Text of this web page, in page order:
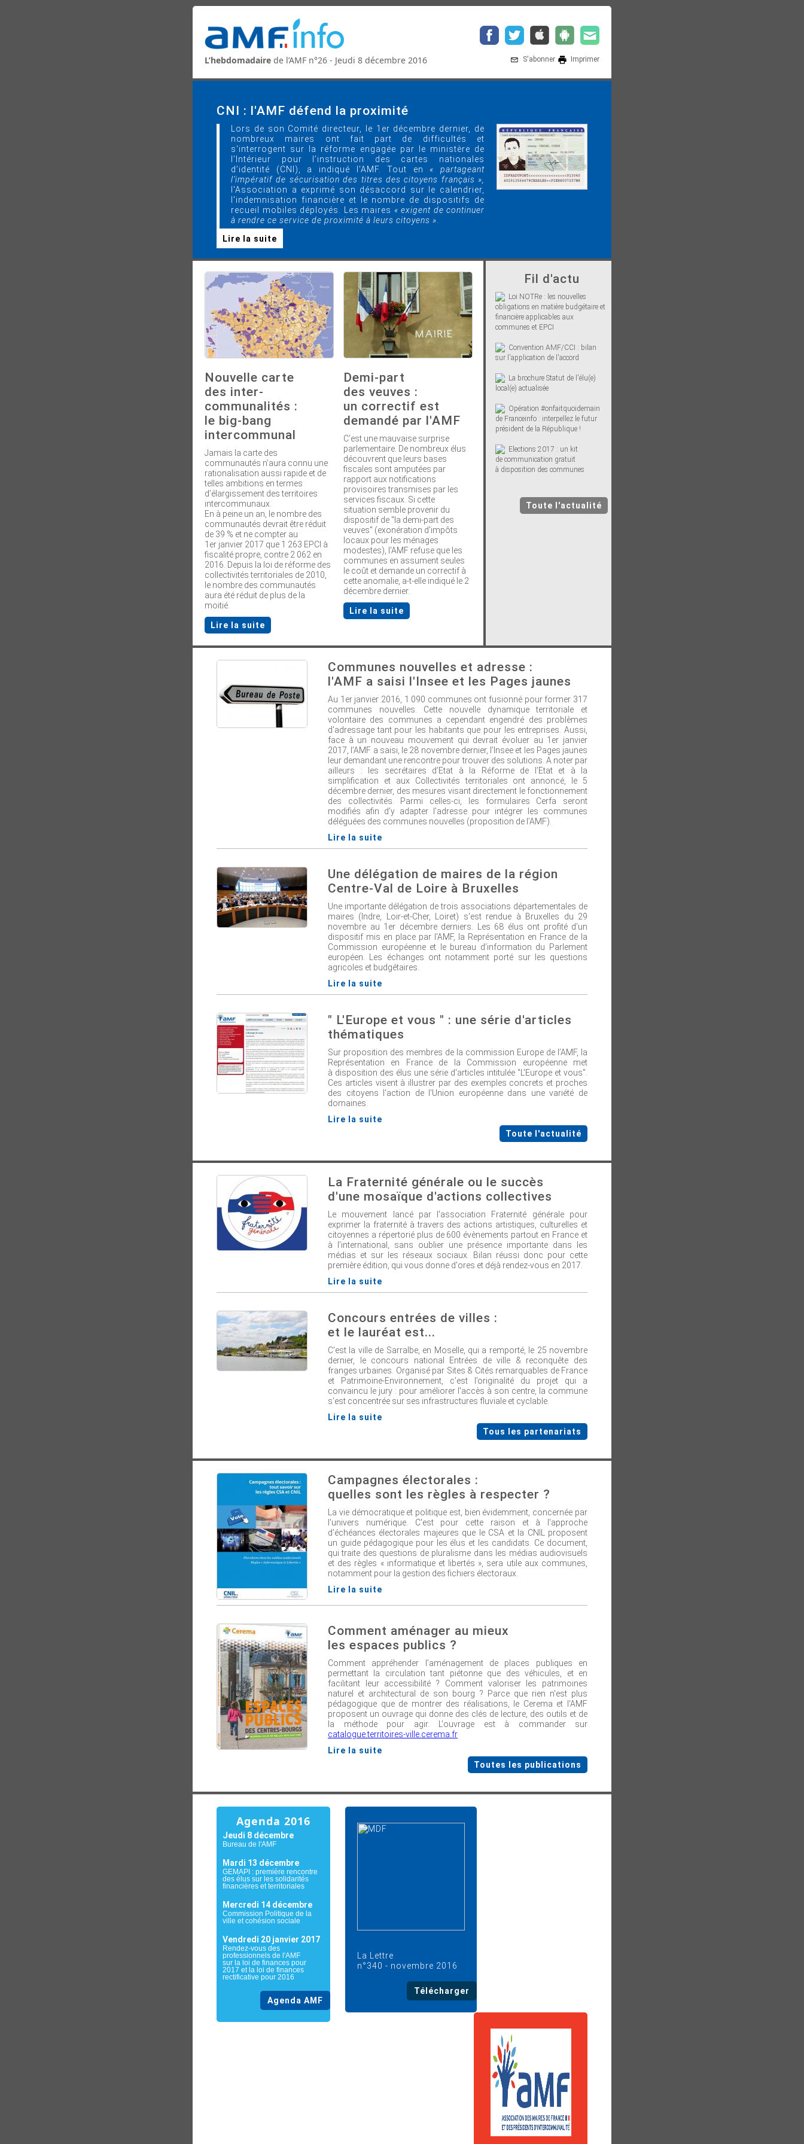
L’hebdomadaire de l’AMF n°26 - Jeudi 8 décembre 2016 S'abonner Imprimer
CNI : l'AMF défend la proximité
Lors de son Comité directeur, le 1er décembre dernier, de
nombreux maires ont fait part de difficultés et
s'interrogent sur la réforme engagée par le ministère de
l’Intérieur pour l’instruction des cartes nationales
d’identité (CNI), a indiqué l'AMF. Tout en« partageant
l’impératif de sécurisation des titres des citoyens français »,
l'Association a exprimé son désaccord sur le calendrier,
l'indemnisation financière et le nombre de dispositifs de
recueil mobiles déployés. Les maires « exigent de continuer
à rendre ce service de proximité à leurs citoyens »
Lire la suite
Nouvelle carte
des inter-
communalités :
le big-bang
intercommunal
Jamais la carte des
communautés n’aura connu une
rationalisation aussi rapide et de
telles ambitions en termes
d’élargissement des territoires
intercommunaux.
En à peine un an, le nombre des
communautés devrait être réduit
de 39 % et ne compter au
1er janvier 2017 que 1 263 EPCI à
fiscalité propre, contre 2 062 en
2016. Depuis la loi de réforme des
collectivités territoriales de 2010,
le nombre des communautés
aura été réduit de plus de la
moitié.
Lire la suite
Demi-part
des veuves :
un correctif est
demandé par l'AMF
C'est une mauvaise surprise
parlementaire. De nombreux élus
découvrent que leurs bases
fiscales sont amputées par
rapport aux notifications
provisoires transmises par les
services fiscaux. Si cette
situation semble provenir du
dispositif de "la demi-part des
veuves" (exonération d'impôts
locaux pour les ménages
modestes), l'AMF refuse que les
communes en assument seules
le coût et demande un correctif à
cette anomalie, a-t-elle indiqué le 2
décembre dernier.
Lire la suite
Fil d'actu
Loi NOTRe : les nouvelles
obligations en matière budgétaire et
financière applicables aux
communes et EPCI
Convention AMF/CCI : bilan
sur l'application de l'accord
La brochure Statut de l'élu(e)
local(e) actualisée
Opération #onfaitquoidemain
de Franceinfo : interpellez le futur
président de la République !
Elections 2017 : un kit
de communication gratuit
à disposition des communes
Toute l'actualité
Communes nouvelles et adresse :
l'AMF a saisi l'Insee et les Pages jaunes
Au 1er janvier 2016, 1 090 communes ont fusionné pour former 317
communes nouvelles. Cette nouvelle dynamique territoriale et
volontaire des communes a cependant engendré des problèmes
d'adressage tant pour les habitants que pour les entreprises. Aussi,
face à un nouveau mouvement qui devrait évoluer au 1er janvier
2017, l’AMF a saisi, le 28 novembre dernier, l’Insee et les Pages jaunes
leur demandant une rencontre pour trouver des solutions. A noter par
ailleurs : les secrétaires d’Etat à la Réforme de l’Etat et à la
simplification et aux Collectivités territoriales ont annoncé, le 5
décembre dernier, des mesures visant directement le fonctionnement
des collectivités. Parmi celles-ci, les formulaires Cerfa seront
modifiés afin d’y adapter l’adresse pour intégrer les communes
déléguées des communes nouvelles (proposition de l’AMF).
Lire la suite
Une délégation de maires de la région
Centre-Val de Loire à Bruxelles
Une importante délégation de trois associations départementales de
maires (Indre, Loir-et-Cher, Loiret) s'est rendue à Bruxelles du 29
novembre au 1er décembre derniers. Les 68 élus ont profité d’un
dispositif mis en place par l'AMF, la Représentation en France de la
Commission européenne et le bureau d’information du Parlement
européen. Les échanges ont notamment porté sur les questions
agricoles et budgétaires.
Lire la suite
" L'Europe et vous " : une série d'articles
thématiques
Sur proposition des membres de la commission Europe de l’AMF, la
Représentation en France de la Commission européenne met
à disposition des élus une série d'articles intitulée "L'Europe et vous".
Ces articles visent à illustrer par des exemples concrets et proches
des citoyens l'action de l'Union européenne dans une variété de
domaines.
Lire la suite
Toute l'actualité
La Fraternité générale ou le succès
d'une mosaïque d'actions collectives
Le mouvement lancé par l'association Fraternité générale pour
exprimer la fraternité à travers des actions artistiques, culturelles et
citoyennes a répertorié plus de 600 évènements partout en France et
à l’international, sans oublier une présence importante dans les
médias et sur les réseaux sociaux. Bilan réussi donc pour cette
première édition, qui vous donne d'ores et déjà rendez-vous en 2017.
Lire la suite
Concours entrées de villes :
et le lauréat est...
C'est la ville de Sarralbe, en Moselle, qui a remporté, le 25 novembre
dernier, le concours national Entrées de ville & reconquête des
franges urbaines. Organisé par Sites & Cités remarquables de France
et Patrimoine-Environnement, c'est l’originalité du projet qui a
convaincu le jury : pour améliorer l'accès à son centre, la commune
s’est concentrée sur ses infrastructures fluviale et cyclable.
Lire la suite
Tous les partenariats
Campagnes électorales :
quelles sont les règles à respecter ?
La vie démocratique et politique est, bien évidemment, concernée par
l'univers numérique. C'est pour cette raison et à l'approche
d'échéances électorales majeures que le CSA et la CNIL proposent
un guide pédagogique pour les élus et les candidats. Ce document,
qui traite des questions de pluralisme dans les médias audiovisuels
et des règles « informatique et libertés », sera utile aux communes,
notamment pour la gestion des fichiers électoraux.
Lire la suite
Comment aménager au mieux
les espaces publics ?
Comment appréhender l’aménagement de places publiques en
permettant la circulation tant piétonne que des véhicules, et en
facilitant leur accessibilité ? Comment valoriser les patrimoines
naturel et architectural de son bourg ? Parce que rien n'est plus
pédagogique que de montrer des réalisations, le Cerema et l'AMF
proposent un ouvrage qui donne des clés de lecture, des outils et de
la méthode pour agir. L'ouvrage est à commander sur
catalogue.territoires-ville.cerema.fr
Lire la suite
Toutes les publications
Agenda 2016
Jeudi 8 décembre
Bureau de l'AMF
Mardi 13 décembre
GEMAPI : première rencontre
des élus sur les solidarités
financières et territoriales
Mercredi 14 décembre
Commission Politique de la
ville et cohésion sociale
Vendredi 20 janvier 2017
Rendez-vous des
professionnels de l'AMF
sur la loi de finances pour
2017 et la loi de finances
rectificative pour 2016
Agenda AMF
La Lettre
n°340 - novembre 2016
Télécharger